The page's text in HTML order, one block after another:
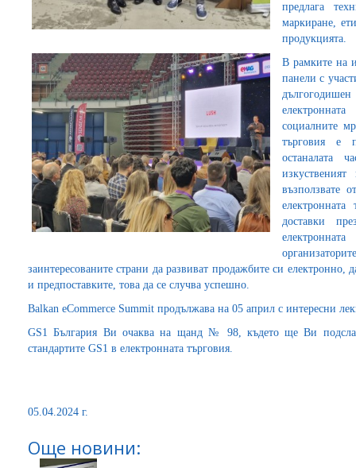
предлага
маркиране,
продукцията.
В рамките на
панели с
социалните
търговия е
останалата
възползвате
доставки
заинтересованите страни да развиват продажбите си
и предпоставките, това да се случва успешно.
Balkan eCommerce Summit продължава на 05 април с интересни
GS1 България Ви очаква на щанд № 98, където ще Ви
стандартите GS1 в електронната търговия.
05.04.2024 г.
Още новини: